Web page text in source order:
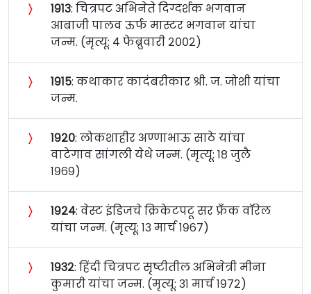
〉 १९१३: चित्रपट अभिनेते दिग्दर्शक भगवान
आबाजी पालव ऊर्फ मास्टर भगवान यांचा
जन्म. (मृत्यू: ४ फेब्रुवारी २००२)
〉 १९१५: कथाकार कादंबरीकार श्री. ज. जोशी यांचा
जन्म.
〉 १९२०: लोकशाहीर अण्णाभाऊ साठे यांचा
वाटेगाव सांगली येथे जन्म. (मृत्यू: १८ जुलै
१९६९)
〉 १९२४: वेस्ट इंडिजचे क्रिकेटपटू सर फ्रँक वॉरेल
यांचा जन्म. (मृत्यू: १३ मार्च १९६७)
〉 १९३२: हिंदी चित्रपट सृष्टीतील अभिनेत्री मीना
कुमारी यांचा जन्म. (मृत्यू: ३१ मार्च १९७२)